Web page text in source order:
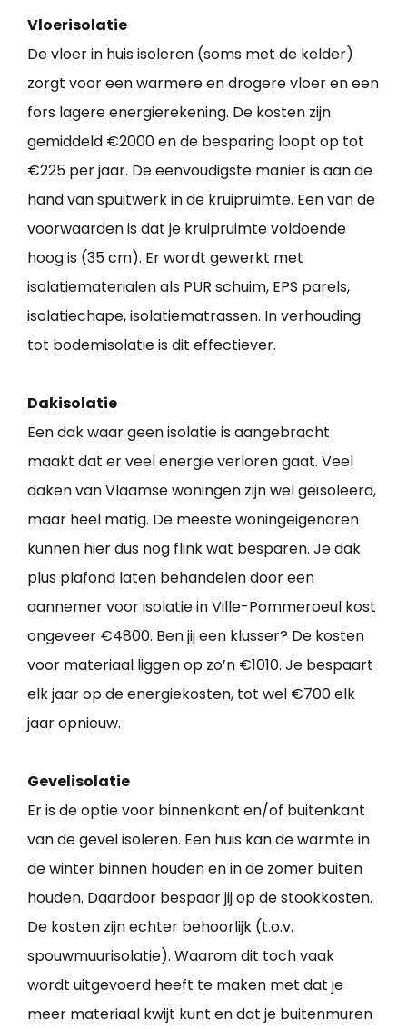
Vloerisolatie
De vloer in huis isoleren (soms met de kelder)
zorgt voor een warmere en drogere vloer en een
fors lagere energierekening. De kosten zijn
gemiddeld €2000 en de besparing loopt op tot
€225 per jaar. De eenvoudigste manier is aan de
hand van spuitwerk in de kruipruimte. Een van de
voorwaarden is dat je kruipruimte voldoende
hoog is (35 cm). Er wordt gewerkt met
isolatiematerialen als PUR schuim, EPS parels,
isolatiechape, isolatiematrassen. In verhouding
tot bodemisolatie is dit effectiever.
Dakisolatie
Een dak waar geen isolatie is aangebracht
maakt dat er veel energie verloren gaat. Veel
daken van Vlaamse woningen zijn wel geïsoleerd,
maar heel matig. De meeste woningeigenaren
kunnen hier dus nog flink wat besparen. Je dak
plus plafond laten behandelen door een
aannemer voor isolatie in Ville-Pommeroeul kost
ongeveer €4800. Ben jij een klusser? De kosten
voor materiaal liggen op zo’n €1010. Je bespaart
elk jaar op de energiekosten, tot wel €700 elk
jaar opnieuw.
Gevelisolatie
Er is de optie voor binnenkant en/of buitenkant
van de gevel isoleren. Een huis kan de warmte in
de winter binnen houden en in de zomer buiten
houden. Daardoor bespaar jij op de stookkosten.
De kosten zijn echter behoorlijk (t.o.v.
spouwmuurisolatie). Waarom dit toch vaak
wordt uitgevoerd heeft te maken met dat je
meer materiaal kwijt kunt en dat je buitenmuren